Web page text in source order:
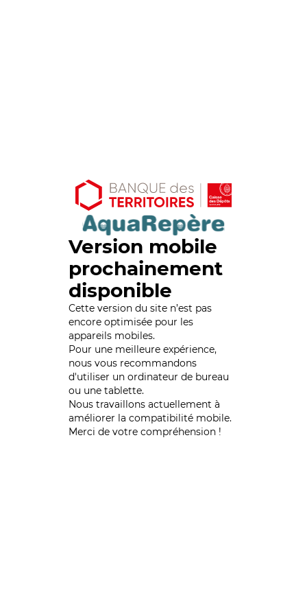
Version mobile
prochainement
disponible
Cette version du site n’est pas
encore optimisée pour les
appareils mobiles.
Pour une meilleure expérience,
nous vous recommandons
d'utiliser un ordinateur de bureau
ou une tablette.
Nous travaillons actuellement à
améliorer la compatibilité mobile.
Merci de votre compréhension !